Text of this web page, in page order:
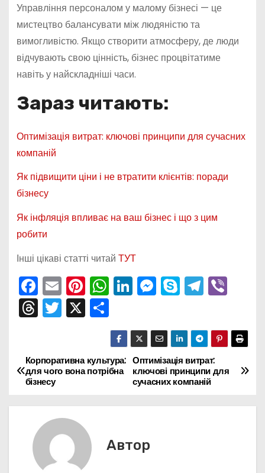
Управління персоналом у малому бізнесі — це
мистецтво балансувати між людяністю та
вимогливістю. Якщо створити атмосферу, де люди
відчувають свою цінність, бізнес процвітатиме
навіть у найскладніші часи.
Зараз читають:
Оптимізація витрат: ключові принципи для сучасних
компаній
Як підвищити ціни і не втратити клієнтів: поради
бізнесу
Як інфляція впливає на ваш бізнес і що з цим
робити
Інші цікаві статті читай ТУТ
F
a
c
b
o
o
k
E
m
ai
Pi
nt
er
st
W
h
a
ts
A
p
p
Li
n
k
e
dI
n
M
e
s
s
e
n
g
S
k
y
p
e
T
el
e
gr
a
m
Vi
er
T
hr
a
d
s
T
w
er
X П
о
ді
л
и
т
с
я
Н
а
Оптимізація витрат:
ключові принципи для
сучасних компаній
Корпоративна культура:
для чого вона потрібна
бізнесу
Автор